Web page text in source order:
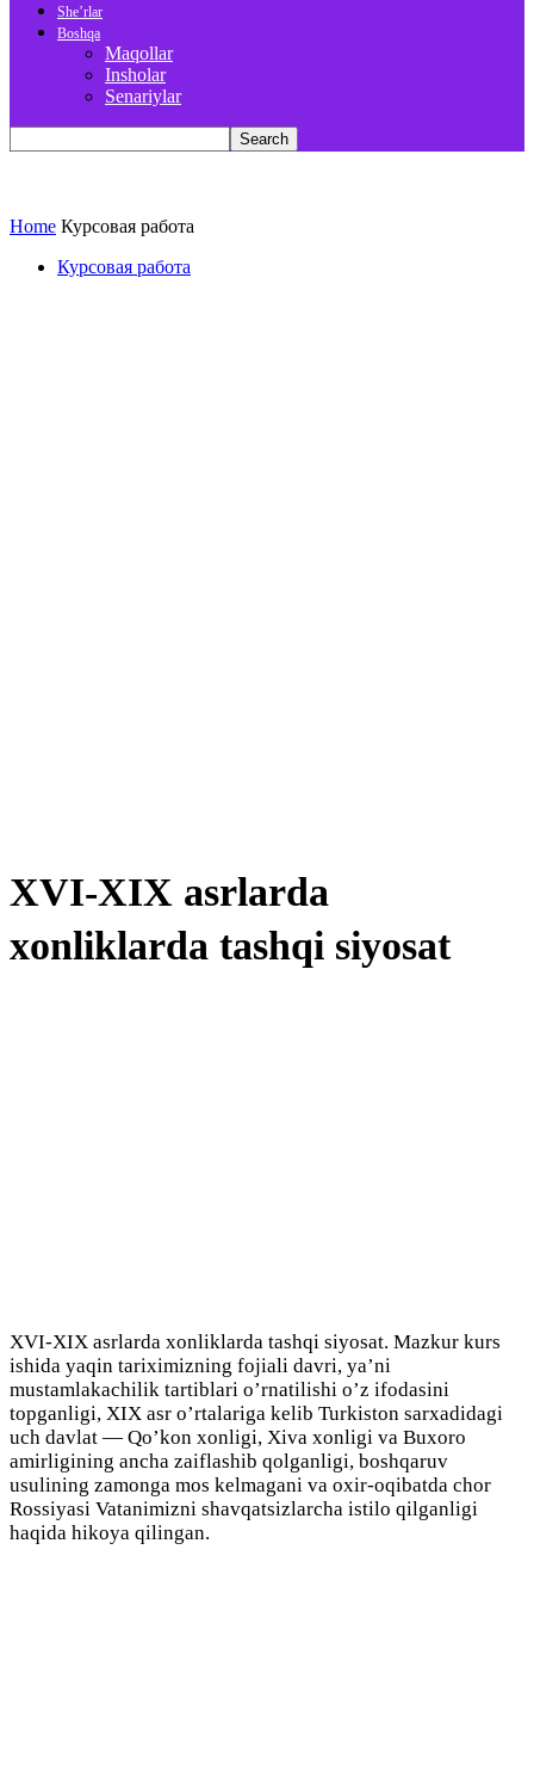
She’rlar
Boshqa
Maqollar
Insholar
Senariylar
Home Курсовая работа
Курсовая работа
XVI-XIX asrlarda
xonliklarda tashqi siyosat
XVI-XIX asrlarda xonliklarda tashqi siyosat. Mazkur kurs
ishida yaqin tariximizning fojiali davri, ya’ni
mustamlakachilik tartiblari o’rnatilishi o’z ifodasini
topganligi, XIX asr o’rtalariga kelib Turkiston sarxadidagi
uch davlat — Qo’kon xonligi, Xiva xonligi va Buxoro
amirligining ancha zaiflashib qolganligi, boshqaruv
usulining zamonga mos kelmagani va oxir-oqibatda chor
Rossiyasi Vatanimizni shavqatsizlarcha istilo qilganligi
haqida hikoya qilingan.